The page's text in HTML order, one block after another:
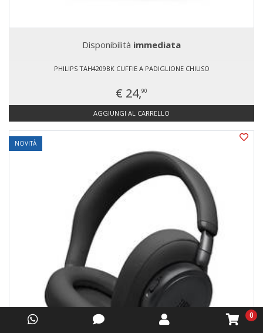
Disponibilità immediata
PHILIPS TAH4209BK CUFFIE A PADIGLIONE CHIUSO
€ 24,90
AGGIUNGI AL CARRELLO
NOVITÀ
0